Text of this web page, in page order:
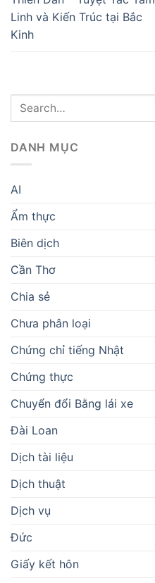
Linh và Kiến Trúc tại Bắc
Kinh
DANH MỤC
AI
Ẩm thực
Biên dịch
Cần Thơ
Chia sẻ
Chưa phân loại
Chứng chỉ tiếng Nhật
Chứng thực
Chuyển đổi Bằng lái xe
Đài Loan
Dịch tài liệu
Dịch thuật
Dịch vụ
Đức
Giấy kết hôn